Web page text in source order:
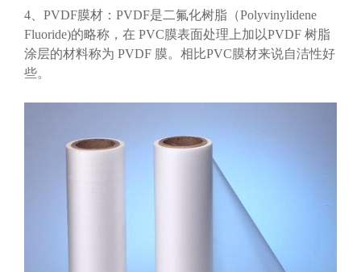
4、PVDF膜材：PVDF是二氟化树脂（Polyvinylidene
Fluoride)的略称，在 PVC膜表面处理上加以PVDF 树脂
涂层的材料称为 PVDF 膜。相比PVC膜材来说自洁性好
些。